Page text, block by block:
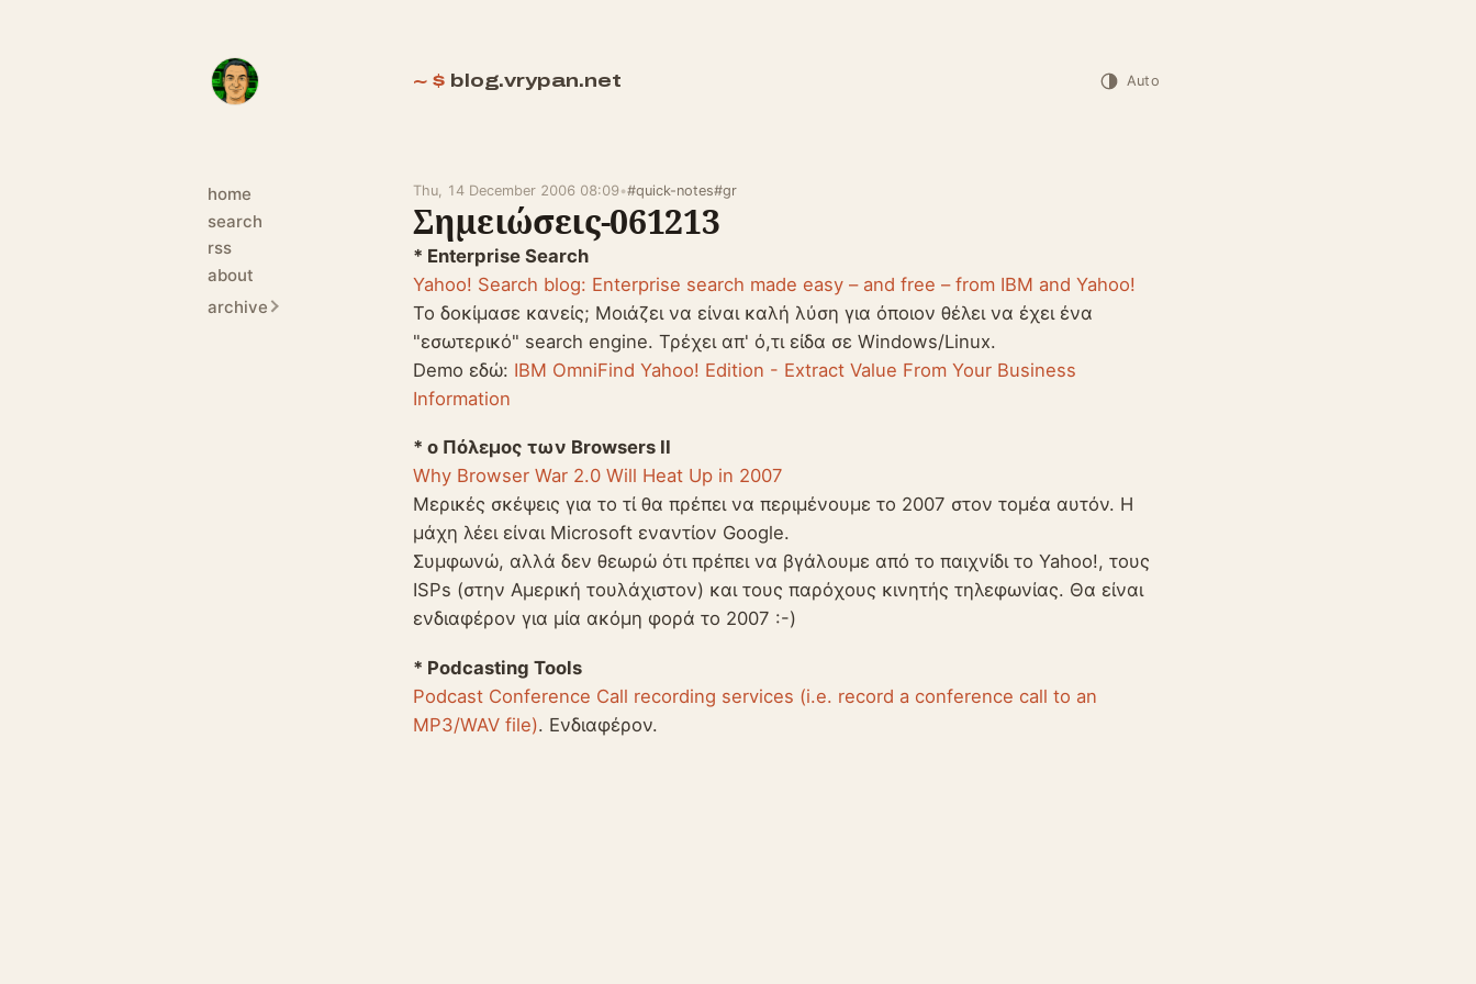
home
search
rss
about
archive
blog.vrypan.net Auto
Thu, 14 December 2006 08:09•#quick-notes#gr
Σημειώσεις-061213
* Enterprise Search
Yahoo! Search blog: Enterprise search made easy – and free – from IBM and Yahoo!
Το δοκίμασε κανείς; Μοιάζει να είναι καλή λύση για όποιον θέλει να έχει ένα
"εσωτερικό" search engine. Τρέχει απ' ό,τι είδα σε Windows/Linux.
Demo εδώ: IBM OmniFind Yahoo! Edition - Extract Value From Your Business
Information
* ο Πόλεμος των Browsers II
Why Browser War 2.0 Will Heat Up in 2007
Μερικές σκέψεις για το τί θα πρέπει να περιμένουμε το 2007 στον τομέα αυτόν. Η
μάχη λέει είναι Microsoft εναντίον Google.
Συμφωνώ, αλλά δεν θεωρώ ότι πρέπει να βγάλουμε από το παιχνίδι το Yahoo!, τους
ISPs (στην Αμερική τουλάχιστον) και τους παρόχους κινητής τηλεφωνίας. Θα είναι
ενδιαφέρον για μία ακόμη φορά το 2007 :-)
* Podcasting Tools
Podcast Conference Call recording services (i.e. record a conference call to an
MP3/WAV file). Ενδιαφέρον.